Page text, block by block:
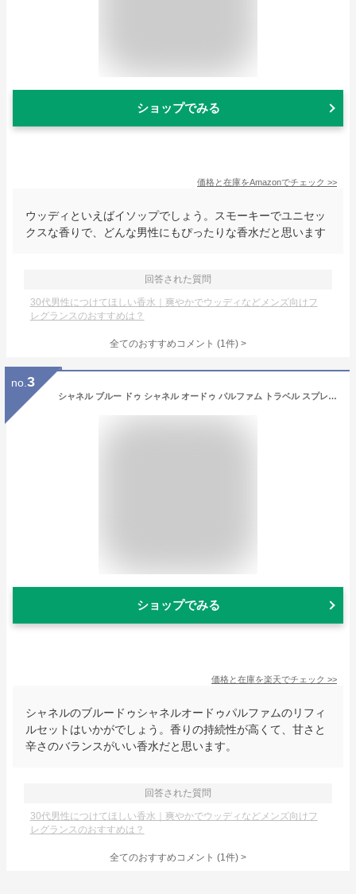
ショップでみる
価格と在庫をAmazonでチェック >>
ウッディといえばイソップでしょう。スモーキーでユニセッ
クスな香りで、どんな男性にもぴったりな香水だと思います
回答された質問
30代男性につけてほしい香水｜爽やかでウッディなどメンズ向けフ
レグランスのおすすめは？
全てのおすすめコメント (1件) >
no. 3
シャネル ブルー ドゥ シャネル オードゥ パルファム トラベル スプレイ 3x20ml 香水 メンズ 香水 メンズ （リフィル3本セット） CHANEL 男性用 EDP REFILLS [3102]
ショップでみる
価格と在庫を楽天でチェック >>
シャネルのブルードゥシャネルオードゥパルファムのリフィ
ルセットはいかがでしょう。香りの持続性が高くて、甘さと
辛さのバランスがいい香水だと思います。
回答された質問
30代男性につけてほしい香水｜爽やかでウッディなどメンズ向けフ
レグランスのおすすめは？
全てのおすすめコメント (1件) >